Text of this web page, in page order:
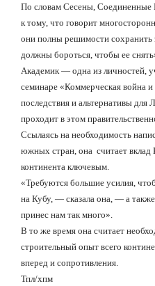
По словам Сесены, Соединенные
к тому, что говорит
они полны решимости сохранить
должны бороться, чтобы ее
Академик — одна из личностей,
семинаре «Коммерческая война и
последствия и альтернативы
проходит в этом
Ссылаясь на необходимость
южных стран, она считает
континента ключевым.
«Требуются большие усилия,
на Кубу, — сказала она, — а
принес нам так много».
В то же время она считает
строительный опыт всего
вперед и сопротивления.
Тпл/хпм